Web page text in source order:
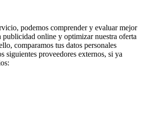
podemos comprender y evaluar mejor
publicidad online y optimizar nuestra oferta
comparamos tus datos personales
siguientes proveedores externos, si ya